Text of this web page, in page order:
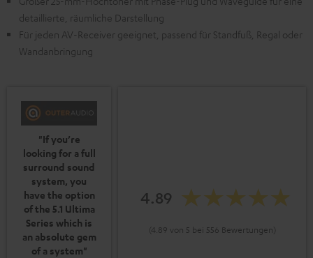
detaillierte, räumliche Darstellung
Für jeden AV-Receiver geeignet, passend für Standfuß, Regal oder
Wandanbringung
"If you’re
looking for a full
surround sound
system, you
have the option
of the 5.1 Ultima
Series which is
an absolute gem
of a system"
4.89
(4.89 von 5 bei 556 Bewertungen)